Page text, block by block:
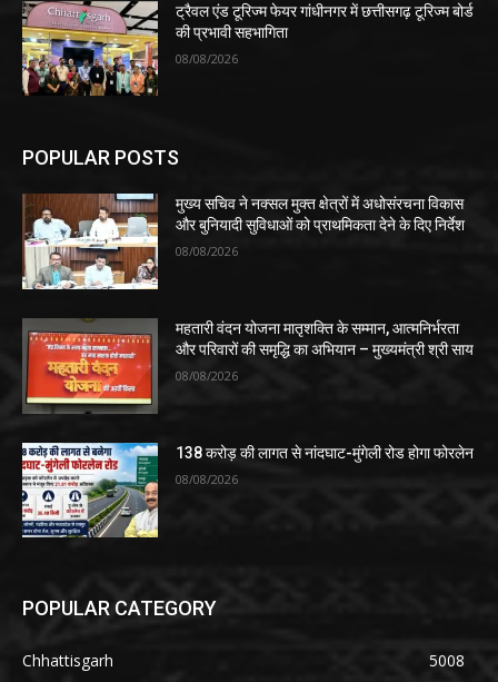
ट्रैवल एंड टूरिज्म फेयर गांधीनगर में छत्तीसगढ़ टूरिज्म बोर्ड
की प्रभावी सहभागिता
08/08/2026
POPULAR POSTS
मुख्य सचिव ने नक्सल मुक्त क्षेत्रों में अधोसंरचना विकास
और बुनियादी सुविधाओं को प्राथमिकता देने के दिए निर्देश
08/08/2026
महतारी वंदन योजना मातृशक्ति के सम्मान, आत्मनिर्भरता
और परिवारों की समृद्धि का अभियान – मुख्यमंत्री श्री साय
08/08/2026
138 करोड़ की लागत से नांदघाट-मुंगेली रोड होगा फोरलेन
08/08/2026
POPULAR CATEGORY
Chhattisgarh
5008